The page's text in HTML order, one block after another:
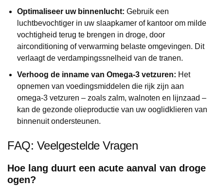
Optimaliseer uw binnenlucht: Gebruik een
luchtbevochtiger in uw slaapkamer of kantoor om milde
vochtigheid terug te brengen in droge, door
airconditioning of verwarming belaste omgevingen. Dit
verlaagt de verdampingssnelheid van de tranen.
Verhoog de inname van Omega-3 vetzuren: Het
opnemen van voedingsmiddelen die rijk zijn aan
omega-3 vetzuren – zoals zalm, walnoten en lijnzaad –
kan de gezonde olieproductie van uw ooglidklieren van
binnenuit ondersteunen.
FAQ: Veelgestelde Vragen
Hoe lang duurt een acute aanval van droge
ogen?